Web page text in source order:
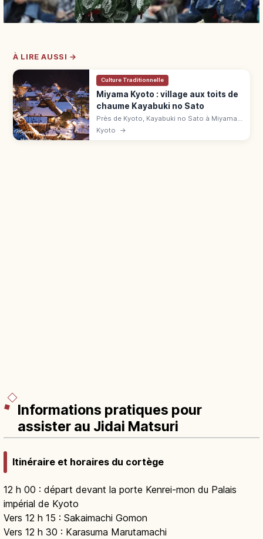
À LIRE AUSSI →
Culture Traditionnelle
Miyama Kyoto : village aux toits de
chaume Kayabuki no Sato
Près de Kyoto, Kayabuki no Sato à Miyama
compte 39 chaumières sur 50 maisons.
Musée, parking, accès en bus depuis
Kyoto →
Informations pratiques pour
assister au Jidai Matsuri
Itinéraire et horaires du cortège
12 h 00 : départ devant la porte Kenrei-mon du Palais
impérial de Kyoto
Vers 12 h 15 : Sakaimachi Gomon
Vers 12 h 30 : Karasuma Marutamachi